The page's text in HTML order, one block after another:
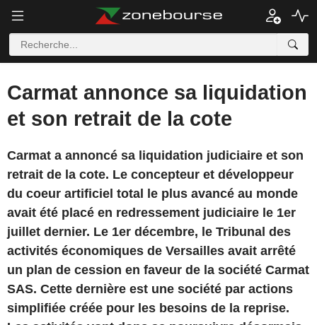
Carmat annonce sa liquidation
et son retrait de la cote
Carmat a annoncé sa liquidation judiciaire et son
retrait de la cote. Le concepteur et développeur
du coeur artificiel total le plus avancé au monde
avait été placé en redressement judiciaire le 1er
juillet dernier. Le 1er décembre, le Tribunal des
activités économiques de Versailles avait arrêté
un plan de cession en faveur de la société Carmat
SAS. Cette dernière est une société par actions
simplifiée créée pour les besoins de la reprise.